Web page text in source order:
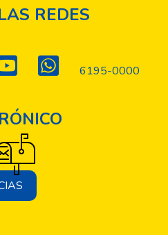
del virus, el calor ambiental en
de su infección en las
para que dicha
a persona sea efectiva),
móviles
son tratamientos efectivos
19» (hasta ahora solo se
que este medicamento es
tratar la malaria e incluso para
auto inmunes, pero
esta infección viral), «El virus
(cuando en realidad la
REDES
6195-0000